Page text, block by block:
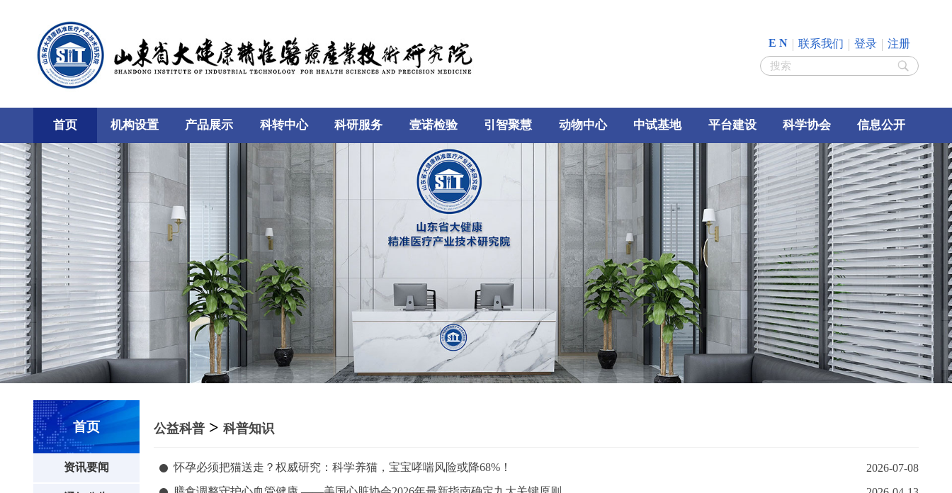
E N 联系我们 登录 注册
首页 机构设置 产品展示 科转中心 科研服务 壹诺检验 引智聚慧 动物中心 中试基地 平台建设 科学协会 信息公开
首页
资讯要闻
公益科普 > 科普知识
怀孕必须把猫送走？权威研究：科学养猫，宝宝哮喘风险或降68%！
2026-07-08